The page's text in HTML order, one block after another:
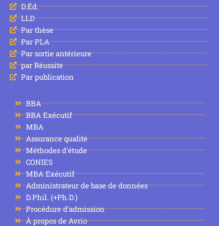
D.Éd.
LLD
Par thèse
Par PLA
Par sortie antérieure
par Réussite
Par publication
BBA
BBA Exécutif
MBA
Assurance qualité
Méthodes d'étude
CONIES
MBA Exécutif
Administrateur de base de données
D.Phil. (+Ph.D.)
Procédure d'admission
À propos de Avrio